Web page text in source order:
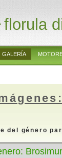
florula
GALERÍA
del género